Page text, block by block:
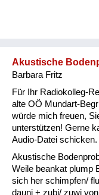
Akustische
Barbara Fritz
Für Ihr Radiokolleg-
alte OÖ Mundart-
würde mich freuen,
unterstützen! Gerne
Audio-Datei schicken.
Akustische
Weile beankat plump
sich her schimpfen/
dauni + zubi/ zuwi